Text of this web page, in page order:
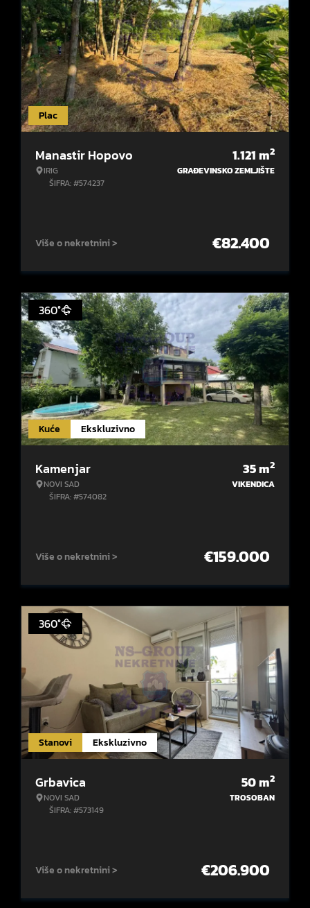
Plac
Manastir Hopovo
IRIG
ŠIFRA: #574237
1.121m2
GRAĐEVINSKO ZEMLJIŠTE
Više o nekretnini > €82.400
Kuće Ekskluzivno
360°
Kamenjar
NOVI SAD
ŠIFRA: #574082
35m2
VIKENDICA
Više o nekretnini > €159.000
Stanovi Ekskluzivno
360°
Grbavica
NOVI SAD
ŠIFRA: #573149
50m2
TROSOBAN
Više o nekretnini > €206.900